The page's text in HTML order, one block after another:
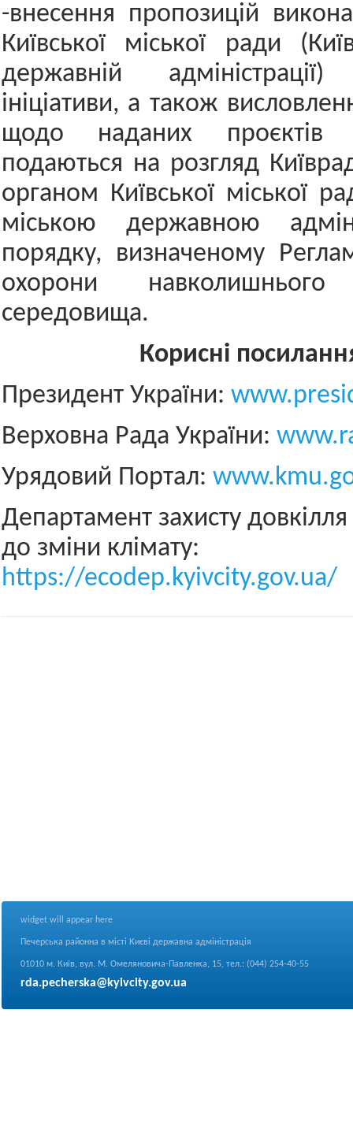
-внесення пропозицій
Київської міської ради
державній
ініціативи, а також
щодо наданих
подаються на розгляд
органом Київської міської
міською державною
порядку, визначеному
охорони навколишнього
середовища.
Корисні
Президент України:
Верховна Рада України:
Урядовий Портал:
Департамент захисту довкілля
до зміни клімату:
https://ecodep.kyivcity.gov.ua/
widget will appear here
Печерська районна в місті Києві державна адміністрація
01010 м. Київ, вул. М. Омеляновича-Павленка, 15, тел.: (044) 254-40-55
rda.pecherska@kyivcity.gov.ua